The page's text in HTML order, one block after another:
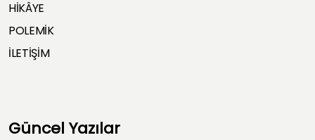
HİKÂYE
POLEMİK
İLETİŞİM
Güncel Yazılar